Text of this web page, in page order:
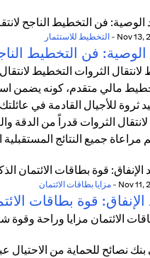
- التخطيط للاستثمار
الوصية: فن التخطيط
لانتقال الثروات التخطيط
مالي متقدم، كونه يضمن
ثروة للأجيال القادمة في
الثروات قدراً من الدقة
مراعاة جميع النتائج المستقبلية
- مزايا بطاقات الائتمان
قوة بطاقات
الائتمان مزايا وراحة وقوة